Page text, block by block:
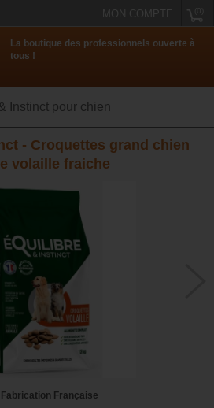
MON COMPTE
La boutique des professionnels ouverte à
tous !
Instinct pour chien
- Croquettes grand chien
volaille fraiche
Fabrication Française